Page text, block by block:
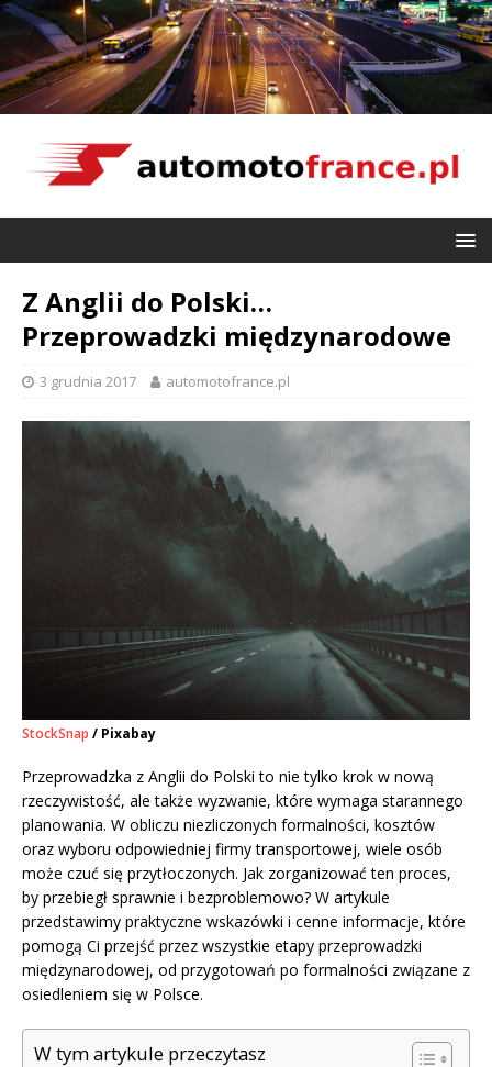
Z Anglii do Polski…
Przeprowadzki międzynarodowe
3 grudnia 2017 automotofrance.pl
StockSnap / Pixabay
Przeprowadzka z Anglii do Polski to nie tylko krok w nową
rzeczywistość, ale także wyzwanie, które wymaga starannego
planowania. W obliczu niezliczonych formalności, kosztów
oraz wyboru odpowiedniej firmy transportowej, wiele osób
może czuć się przytłoczonych. Jak zorganizować ten proces,
by przebiegł sprawnie i bezproblemowo? W artykule
przedstawimy praktyczne wskazówki i cenne informacje, które
pomogą Ci przejść przez wszystkie etapy przeprowadzki
międzynarodowej, od przygotowań po formalności związane z
osiedleniem się w Polsce.
W tym artykule przeczytasz